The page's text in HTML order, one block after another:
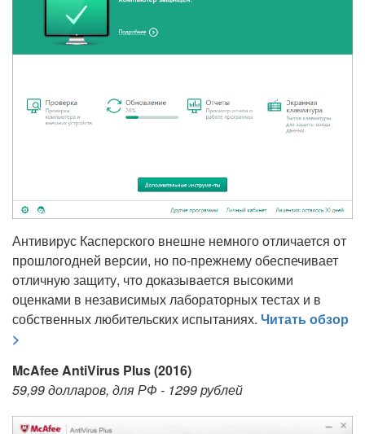
Антивирус Касперского внешне немного отличается от
прошлогодней версии, но по-прежнему обеспечивает
отличную защиту, что доказывается высокими
оценками в независимых лабораторных тестах и в
собственных любительских испытаниях. Читать обзор
>
McAfee AntiVirus Plus (2016)
59,99 долларов, для РФ - 1299 рублей